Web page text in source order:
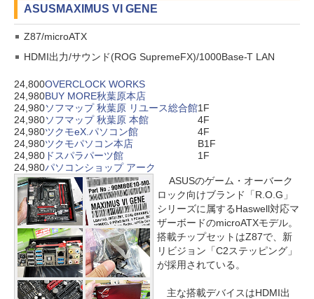
ASUS MAXIMUS VI GENE
Z87/microATX
HDMI出力/サウンド(ROG SupremeFX)/1000Base-T LAN
24,800OVERCLOCK WORKS
24,980BUY MORE秋葉原本店
24,980ソフマップ 秋葉原 リユース総合館1F
24,980ソフマップ 秋葉原 本館
4F
24,980ツクモeX.パソコン館
4F
24,980ツクモパソコン本店
B1F
24,980 ドスパラパーツ館
1F
24,980パソコンショップ アーク
ASUSのゲーム・オーバーク
ロック向けブランド「R.O.G」
シリーズに属するHaswell対応マ
ザーボードのmicroATXモデル。
搭載チップセットはZ87で、新
リビジョン「C2ステッピング」
が採用されている。
主な搭載デバイスはHDMI出